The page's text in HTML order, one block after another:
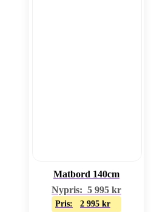
Matbord 140cm
Nypris: 5 995 kr
Pris: 2 995 kr